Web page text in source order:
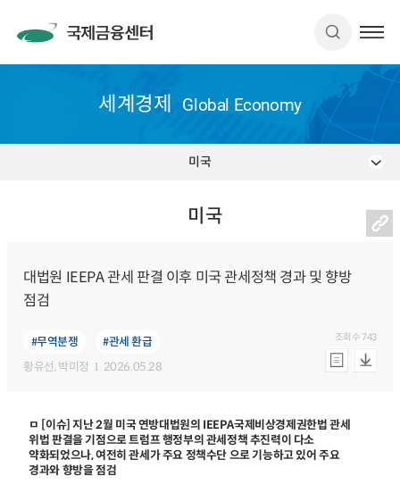
세계경제 Global Economy
미국
미국
대법원 IEEPA 관세 판결 이후 미국 관세정책 경과 및 향방
점검
#무역분쟁
#관세 환급
황유선, 박미정 2026.05.28
조회수 743
ㅁ [이슈] 지난 2월 미국 연방대법원의 IEEPA국제비상경제권한법 관세
위법 판결을 기점으로 트럼프 행정부의 관세정책 추진력이 다소
약화되었으나, 여전히 관세가 주요 정책수단 으로 기능하고 있어 주요
경과와 향방을 점검